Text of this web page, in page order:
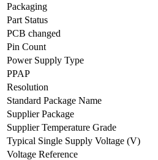
Packaging
Part Status
PCB changed
Pin Count
Power Supply Type
PPAP
Resolution
Standard Package Name
Supplier Package
Supplier Temperature Grade
Typical Single Supply Voltage (V)
Voltage Reference